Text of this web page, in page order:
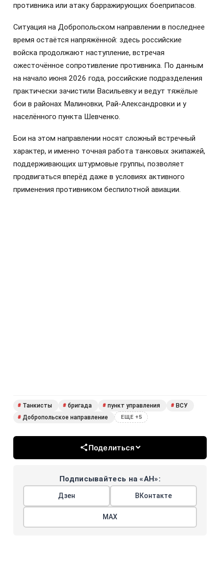
противника или атаку барражирующих боеприпасов.
Ситуация на Добропольском направлении в последнее
время остаётся напряжённой: здесь российские
войска продолжают наступление, встречая
ожесточённое сопротивление противника. По данным
на начало июня 2026 года, российские подразделения
практически зачистили Васильевку и ведут тяжёлые
бои в районах Малиновки, Рай-Александровки и у
населённого пункта Шевченко.
Бои на этом направлении носят сложный встречный
характер, и именно точная работа танковых экипажей,
поддерживающих штурмовые группы, позволяет
продвигаться вперёд даже в условиях активного
применения противником беспилотной авиации.
# Танкисты # бригада # пункт управления # ВСУ
# Добропольское направление ЕЩЕ +5
Поделиться
Подписывайтесь на «АН»:
Дзен ВКонтакте
МАХ